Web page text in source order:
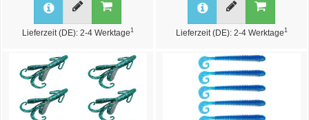
Lieferzeit (DE): 2-4 Werktage1 Lieferzeit (DE): 2-4 Werktage1